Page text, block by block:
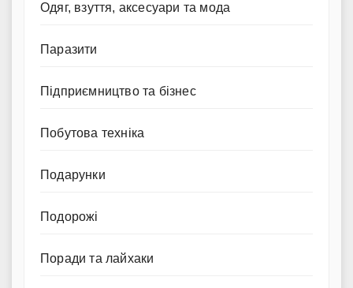
Одяг, взуття, аксесуари та мода
Паразити
Підприємництво та бізнес
Побутова техніка
Подарунки
Подорожі
Поради та лайхаки